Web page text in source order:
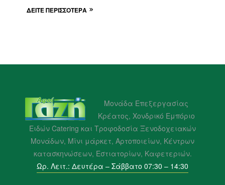
ΔΕΊΤΕ ΠΕΡΙΣΣΌΤΕΡΑ
Μονάδα Επεξεργασίας
Κρέατος, Χονδρικό Εμπόριο
Ειδών Catering και Τροφοδοσία Ξενοδοχειακών
Μονάδων, Μίνι μάρκετ, Αρτοποιείων, Κέντρων
κατασκηνώσεων, Εστιατορίων, Καφετεριών.
Ωρ. Λειτ.: Δευτέρα – Σάββατο 07:30 – 14:30